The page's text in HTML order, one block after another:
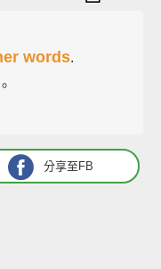
words.
分享至FB